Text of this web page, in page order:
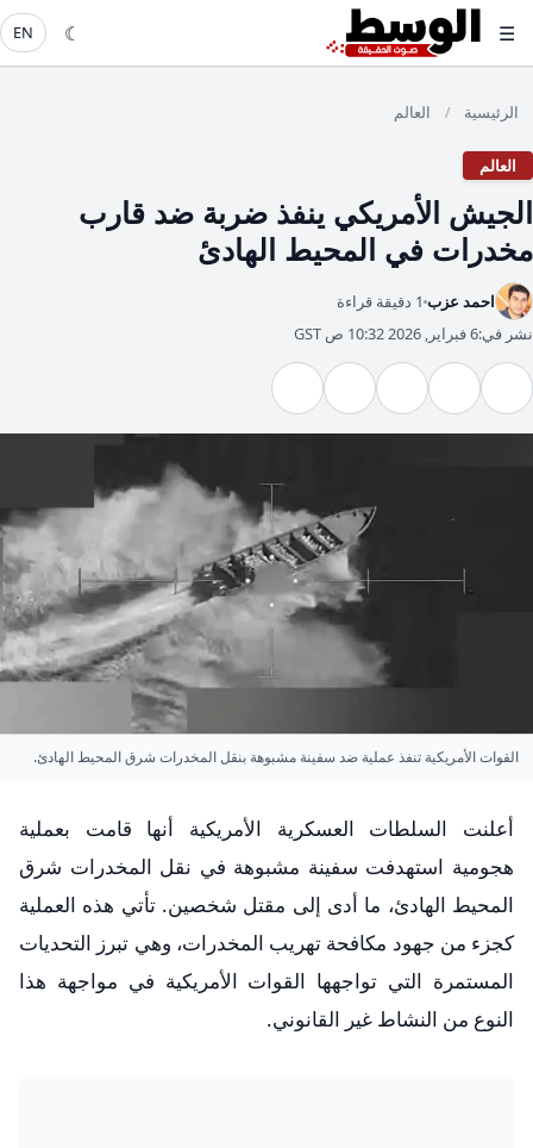
☰
☾
EN
الرئيسية / العالم
العالم
الجيش الأمريكي ينفذ ضربة ضد قارب
مخدرات في المحيط الهادئ
احمد عزب 1 دقيقة قراءة
نشر في:6 فبراير, 2026 10:32 ص GST
القوات الأمريكية تنفذ عملية ضد سفينة مشبوهة بنقل المخدرات شرق المحيط الهادئ.
أعلنت السلطات العسكرية الأمريكية أنها قامت بعملية
هجومية استهدفت سفينة مشبوهة في نقل المخدرات شرق
المحيط الهادئ، ما أدى إلى مقتل شخصين. تأتي هذه العملية
كجزء من جهود مكافحة تهريب المخدرات، وهي تبرز التحديات
المستمرة التي تواجهها القوات الأمريكية في مواجهة هذا
النوع من النشاط غير القانوني.